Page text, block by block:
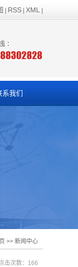
RSS XML
系我们
>> 新闻中心
击次数：166